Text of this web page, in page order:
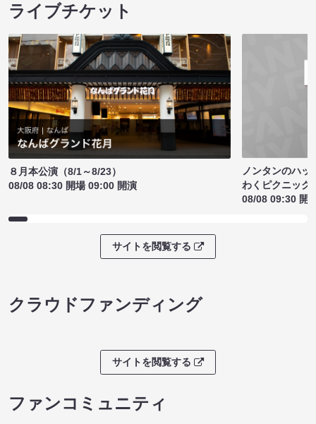
ライブチケット
８月本公演（8/1～8/23）
08/08 08:30 開場 09:00 開演
ノンタンのハッ
わくピクニック
08/08 09:30 開
サイトを閲覧する
クラウドファンディング
サイトを閲覧する
ファンコミュニティ